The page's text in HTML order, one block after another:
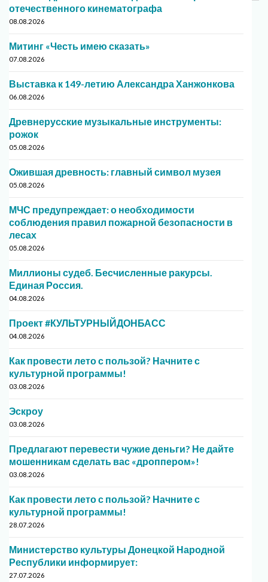
отечественного кинематографа
08.08.2026
Митинг «Честь имею сказать»
07.08.2026
Выставка к 149-летию Александра Ханжонкова
06.08.2026
Древнерусские музыкальные инструменты:
рожок
05.08.2026
Ожившая древность: главный символ музея
05.08.2026
МЧС предупреждает: о необходимости
соблюдения правил пожарной безопасности в
лесах
05.08.2026
Миллионы судеб. Бесчисленные ракурсы.
Единая Россия.
04.08.2026
Проект #КУЛЬТУРНЫЙДОНБАСС
04.08.2026
Как провести лето с пользой? Начните с
культурной программы!
03.08.2026
Эскроу
03.08.2026
Предлагают перевести чужие деньги? Не дайте
мошенникам сделать вас «дроппером»!
03.08.2026
Как провести лето с пользой? Начните с
культурной программы!
28.07.2026
Министерство культуры Донецкой Народной
Республики информирует:
27.07.2026